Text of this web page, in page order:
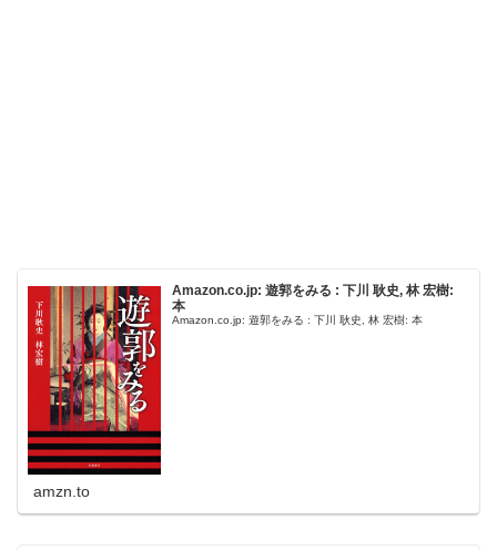
Amazon.co.jp: 遊郭をみる : 下川 耿史, 林 宏樹:
本
Amazon.co.jp: 遊郭をみる : 下川 耿史, 林 宏樹: 本
amzn.to